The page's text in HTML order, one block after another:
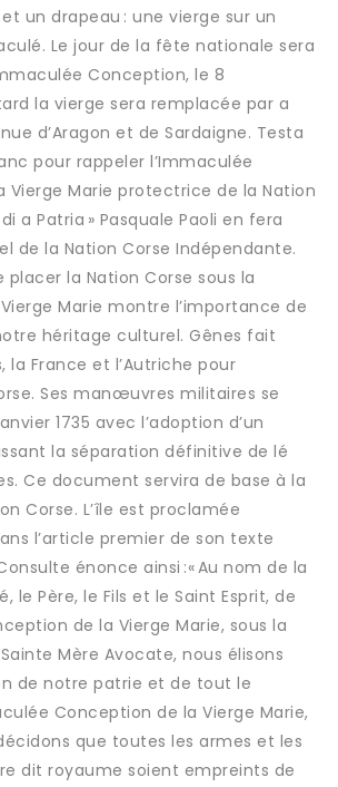
un drapeau : une vierge sur un
Le jour de la fête nationale sera
Conception, le 8
la vierge sera remplacée par a
d’Aragon et de Sardaigne. Testa
pour rappeler l’Immaculée
Vierge Marie protectrice de la Nation
di a Patria » Pasquale Paoli en fera
de la Nation Corse Indépendante.
la Nation Corse sous la
Marie montre l’importance de
héritage culturel. Gênes fait
la France et l’Autriche pour
Ses manœuvres militaires se
1735 avec l’adoption d’un
la séparation définitive de lé
Ce document servira de base à la
Corse. L’île est proclamée
l’article premier de son texte
énonce ainsi :« Au nom de la
le Père, le Fils et le Saint Esprit, de
de la Vierge Marie, sous la
Mère Avocate, nous élisons
de notre patrie et de tout le
Conception de la Vierge Marie,
que toutes les armes et les
dit royaume soient empreints de